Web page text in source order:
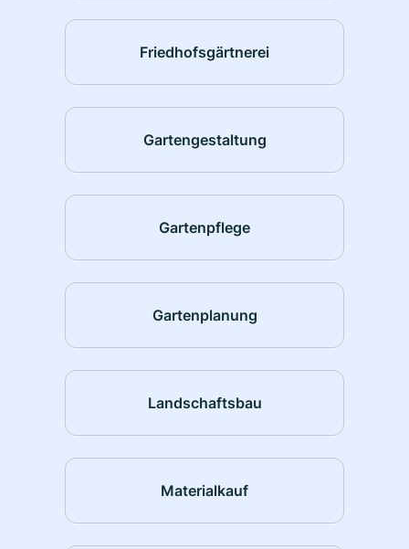
Friedhofsgärtnerei
Gartengestaltung
Gartenpflege
Gartenplanung
Landschaftsbau
Materialkauf